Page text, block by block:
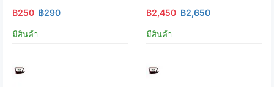
฿250 ฿290
มีสินค้า
฿2,450 ฿2,650
มีสินค้า